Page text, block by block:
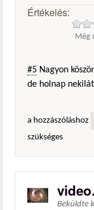
Értékelés:
Még
#5 Nagyon
de holnap
a hozzászóláshoz
szükséges
Beküldte